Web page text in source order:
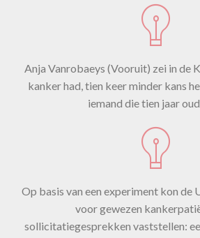
Anja Vanrobaeys (Vooruit) zei in de
kanker had, tien keer minder kans
iemand die tien jaar
Op basis van een experiment kon de
voor gewezen
sollicitatiegesprekken vaststellen: